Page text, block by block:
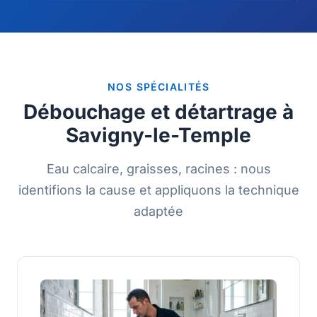
NOS SPÉCIALITÉS
Débouchage et détartrage à
Savigny-le-Temple
Eau calcaire, graisses, racines : nous
identifions la cause et appliquons la technique
adaptée